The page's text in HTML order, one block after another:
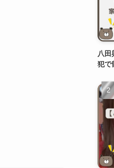
八田
犯で